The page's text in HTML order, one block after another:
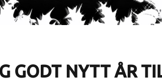
GODT NYTT ÅR